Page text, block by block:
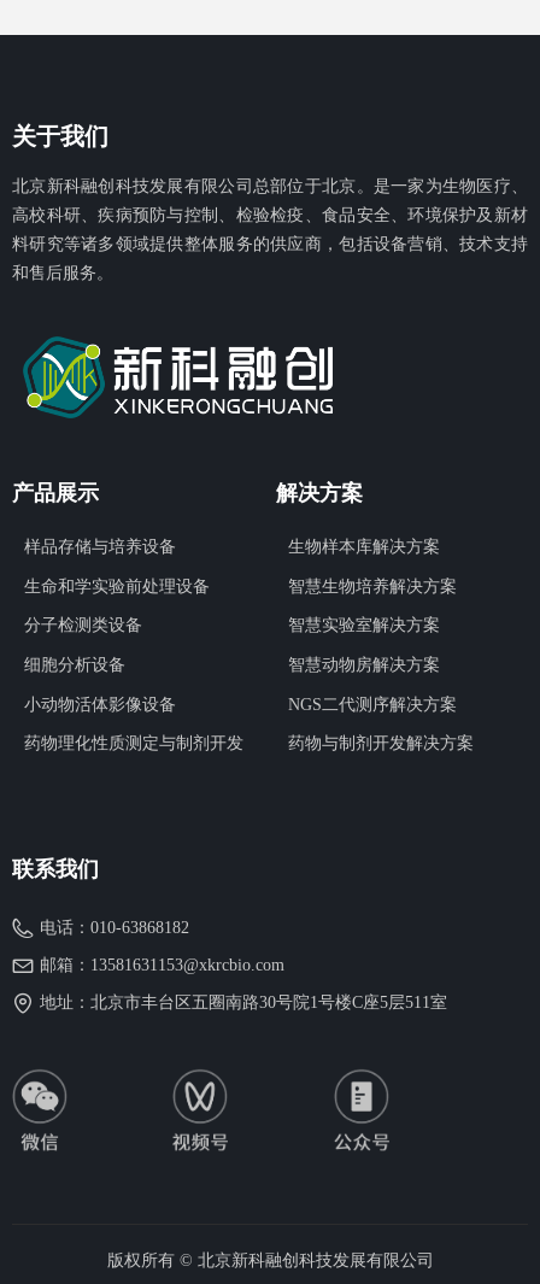
关于我们
北京新科融创科技发展有限公司总部位于北京。是一家为生物医疗、
高校科研、疾病预防与控制、检验检疫、食品安全、环境保护及新材
料研究等诸多领域提供整体服务的供应商，包括设备营销、技术支持
和售后服务。
联系我们
电话： 010-63868182
邮箱： 13581631153@xkrcbio.com
地址： 北京市丰台区五圈南路30号院1号楼C座5层511室
版权所有 © 北京新科融创科技发展有限公司
产品展示
样品存储与培养设备
生命和学实验前处理设备
分子检测类设备
细胞分析设备
小动物活体影像设备
药物理化性质测定与制剂开发
解决方案
生物样本库解决方案
智慧生物培养解决方案
智慧实验室解决方案
智慧动物房解决方案
NGS二代测序解决方案
药物与制剂开发解决方案